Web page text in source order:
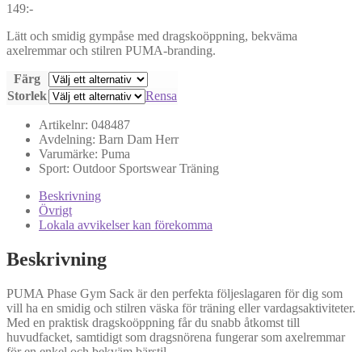
149:-
Lätt och smidig gympåse med dragskoöppning, bekväma
axelremmar och stilren PUMA-branding.
Färg
Storlek
Rensa
Artikelnr: 048487
Avdelning: Barn Dam Herr
Varumärke: Puma
Sport: Outdoor Sportswear Träning
Beskrivning
Övrigt
Lokala avvikelser kan förekomma
Beskrivning
PUMA Phase Gym Sack är den perfekta följeslagaren för dig som
vill ha en smidig och stilren väska för träning eller vardagsaktiviteter.
Med en praktisk dragskoöppning får du snabb åtkomst till
huvudfacket, samtidigt som dragsnörena fungerar som axelremmar